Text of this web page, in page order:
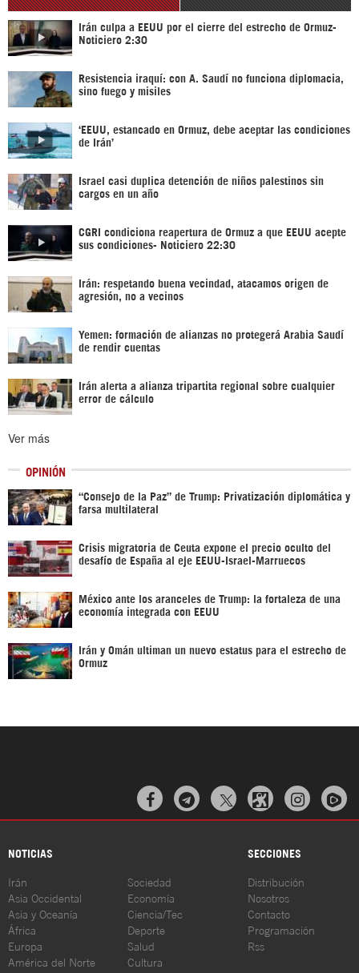
Irán culpa a EEUU por el cierre del estrecho de Ormuz-
Noticiero 2:30
Resistencia iraquí: con A. Saudí no funciona diplomacia,
sino fuego y misiles
‘EEUU, estancado en Ormuz, debe aceptar las condiciones
de Irán’
Israel casi duplica detención de niños palestinos sin
cargos en un año
CGRI condiciona reapertura de Ormuz a que EEUU acepte
sus condiciones- Noticiero 22:30
Irán: respetando buena vecindad, atacamos origen de
agresión, no a vecinos
Yemen: formación de alianzas no protegerá Arabia Saudí
de rendir cuentas
Irán alerta a alianza tripartita regional sobre cualquier
error de cálculo
Ver más
OPINIÓN
“Consejo de la Paz” de Trump: Privatización diplomática y
farsa multilateral
Crisis migratoria de Ceuta expone el precio oculto del
desafío de España al eje EEUU-Israel-Marruecos
México ante los aranceles de Trump: la fortaleza de una
economía integrada con EEUU
Irán y Omán ultiman un nuevo estatus para el estrecho de
Ormuz
  
NOTICIAS SECCIONES
Irán
Asia Occidental
Asia y Oceanía
África
Europa
América del Norte
Sociedad
Economía
Ciencia/Tec
Deporte
Salud
Cultura
Distribución
Nosotros
Contacto
Programación
Rss